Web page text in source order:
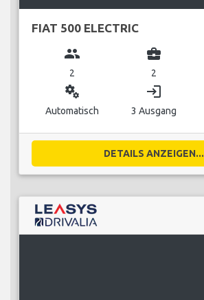
FIAT 500 ELECTRIC
group
2
business_center
2
miscellaneous_services
Automatisch
login
3 Ausgang
DETAILS ANZEIGEN...